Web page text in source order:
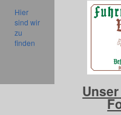
Hier
sind wir
zu
finden